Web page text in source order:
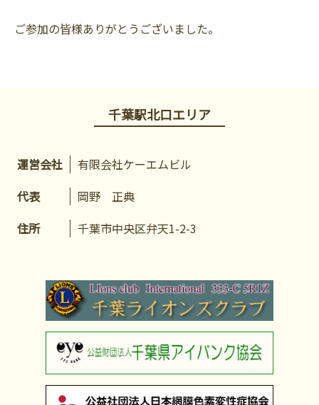
ご参加の皆様ありがとうございました。
千葉駅北口エリア
運営会社
有限会社ケーエムビル
代表
岡野 正典
住所
千葉市中央区弁天1-2-3